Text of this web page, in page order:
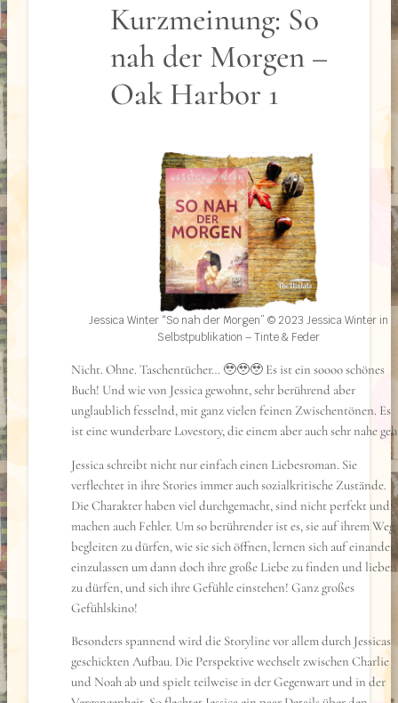
Kurzmeinung: So
nah der Morgen –
Oak Harbor 1
Jessica Winter “So nah der Morgen” © 2023 Jessica Winter in
Selbstpublikation – Tinte & Feder
Nicht. Ohne. Taschentücher… 🥹🥹🥹 Es ist ein soooo schönes
Buch! Und wie von Jessica gewohnt, sehr berührend aber
unglaublich fesselnd, mit ganz vielen feinen Zwischentönen. Es
ist eine wunderbare Lovestory, die einem aber auch sehr nahe
Jessica schreibt nicht nur einfach einen Liebesroman. Sie
verflechtet in ihre Stories immer auch sozialkritische Zustände.
Die Charakter haben viel durchgemacht, sind nicht perfekt und
machen auch Fehler. Um so berührender ist es, sie auf ihrem Weg
begleiten zu dürfen, wie sie sich öffnen, lernen sich auf einander
einzulassen um dann doch ihre große Liebe zu finden und lieben
zu dürfen, und sich ihre Gefühle einstehen! Ganz großes
Gefühlskino!⠀
Besonders spannend wird die Storyline vor allem durch Jessicas
geschickten Aufbau. Die Perspektive wechselt zwischen Charlie
und Noah ab und spielt teilweise in der Gegenwart und in der